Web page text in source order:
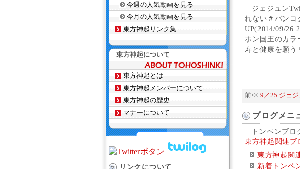
ジェジュン
れない＃バンコ
UP(2014/09/26
ポン国王のカ
寿と健康を願う
前<< 9／25 ジェ
ブログメニ
トンペンブ
東方神起関連ブ
東方神起関
新着トンペ
今週の人気動画を見る
今月の人気動画を見る
東方神起リンク集
東方神起について
東方神起とは
東方神起メンバーについて
東方神起の歴史
マナーについて
リンクについて